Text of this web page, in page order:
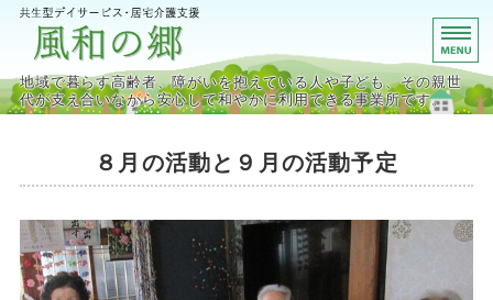
宮城県栗原市の共生型デイ
地域で暮らす高齢者、障がいを抱えている人や子ども、その親世
代が支え合いながら安心して和やかに利用できる事業所です。
デイサービス事業
居宅介護支援事業
施設概要・アクセス
８月の活動と９月の活動予定